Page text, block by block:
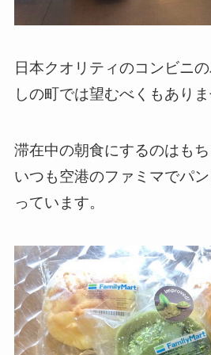
日本クオリティのコンビニ
しの町では望むべくもあり
滞在中の朝食にするのはも
いつも空港のファミマでパ
っています。